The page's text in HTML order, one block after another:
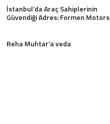
İstanbul’da Araç Sahiplerinin
Güvendiği Adres: Formen Motors
Reha Muhtar’a veda